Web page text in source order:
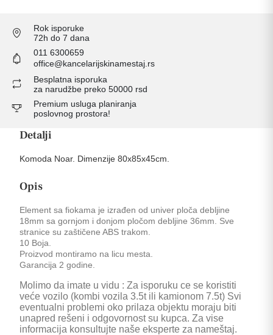
Rok isporuke
72h do 7 dana
011 6300659
office@kancelarijskinamestaj.rs
Besplatna isporuka
za narudžbe preko 50000 rsd
Premium usluga planiranja
poslovnog prostora!
Detalji
Komoda Noar. Dimenzije 80x85x45cm.
Opis
Element sa fiokama je izrađen od univer ploča debljine
18mm sa gornjom i donjom pločom debljine 36mm. Sve
stranice su zaštičene ABS trakom.
10 Boja.
Proizvod montiramo na licu mesta.
Garancija 2 godine.
Molimo da imate u vidu : Za isporuku ce se koristiti
veće vozilo (kombi vozila 3.5t ili kamionom 7.5t) Svi
eventualni problemi oko prilaza objektu moraju biti
unapred rešeni i odgovornost su kupca. Za vise
informacija konsultujte naše eksperte za nameštaj.